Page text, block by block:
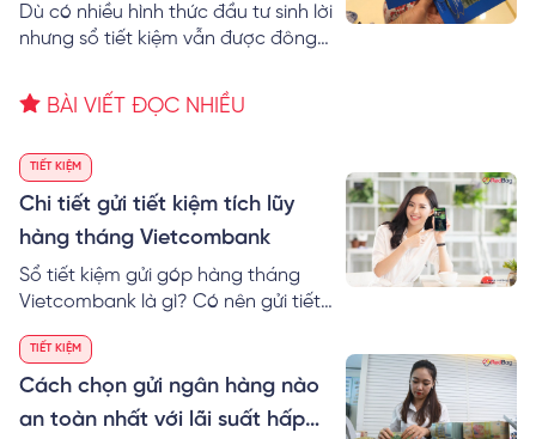
Dù có nhiều hình thức đầu tư sinh lời
nhưng sổ tiết kiệm vẫn được đông
kiệm là gì? Muốn mở sổ tiết kiệm cần
có bao nhiêu tiền? Bài viết hôm nay,
vấn đề này.
BÀI VIẾT ĐỌC NHIỀU
TIẾT KIỆM
Chi tiết gửi tiết kiệm tích lũy
hàng tháng Vietcombank
Sổ tiết kiệm gửi góp hàng tháng
Vietcombank là gì? Có nên gửi tiết
Đọc cách mở sổ tiết kiệm hàng
tháng Vietcombank ngay!
TIẾT KIỆM
Cách chọn gửi ngân hàng nào
an toàn nhất với lãi suất hấp